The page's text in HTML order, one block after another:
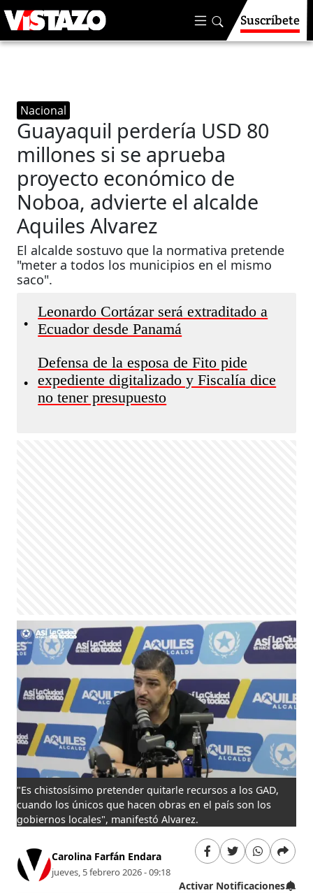
Suscríbete
Nacional
Guayaquil perdería USD 80
millones si se aprueba
proyecto económico de
Noboa, advierte el alcalde
Aquiles Alvarez
El alcalde sostuvo que la normativa pretende
"meter a todos los municipios en el mismo
saco".
•
Leonardo Cortázar será extraditado a
Ecuador desde Panamá
•
Defensa de la esposa de Fito pide
expediente digitalizado y Fiscalía dice
no tener presupuesto
"Es chistosísimo pretender quitarle recursos a los GAD,
cuando los únicos que hacen obras en el país son los
gobiernos locales", manifestó Alvarez.
Carolina Farfán Endara
jueves, 5 febrero 2026 - 09:18
Activar Notificaciones